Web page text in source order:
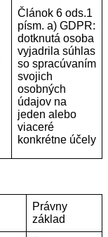
Článok 6 ods.1
písm. a) GDPR:
dotknutá osoba
vyjadrila súhlas
so spracúvaním
svojich
osobných
údajov na
jeden alebo
viaceré
konkrétne účely
Právny
základ